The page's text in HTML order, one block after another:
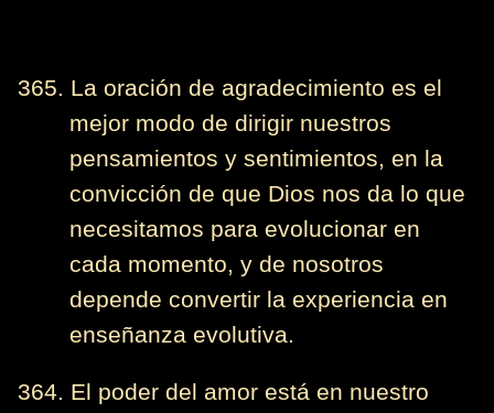
365. La oración de agradecimiento es el
mejor modo de dirigir nuestros
pensamientos y sentimientos, en la
convicción de que Dios nos da lo que
necesitamos para evolucionar en
cada momento, y de nosotros
depende convertir la experiencia en
enseñanza evolutiva.
364. El poder del amor está en nuestro